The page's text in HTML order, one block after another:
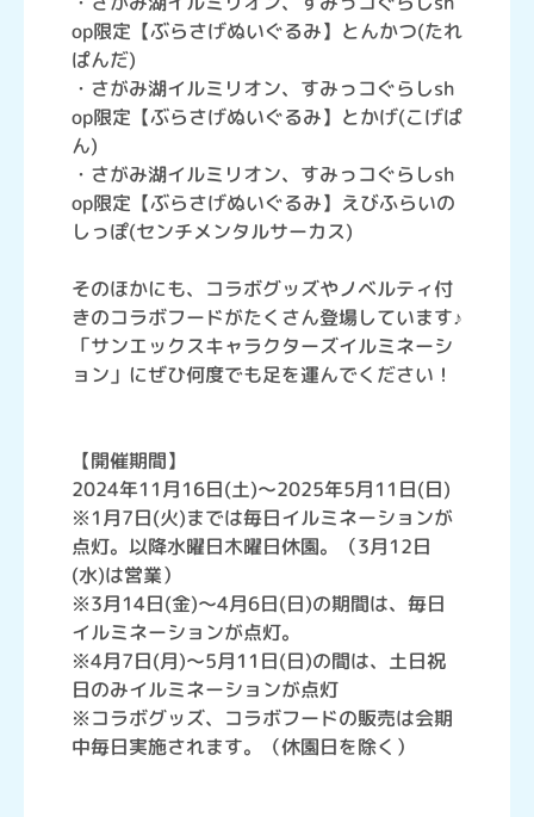
op限定【ぶらさげぬいぐるみ】とんかつ(たれ
ぱんだ)
・さがみ湖イルミリオン、すみっコぐらしsh
op限定【ぶらさげぬいぐるみ】とかげ(こげぱ
ん)
・さがみ湖イルミリオン、すみっコぐらしsh
op限定【ぶらさげぬいぐるみ】えびふらいの
しっぽ(センチメンタルサーカス)
そのほかにも、コラボグッズやノベルティ付
きのコラボフードがたくさん登場しています♪
「サンエックスキャラクターズイルミネーシ
ョン」にぜひ何度でも足を運んでください！
【開催期間】
2024年11月16日(土)～2025年5月11日(日)
※1月7日(火)までは毎日イルミネーションが
点灯。以降水曜日木曜日休園。（3月12日
(水)は営業）
※3月14日(金)～4月6日(日)の期間は、毎日
イルミネーションが点灯。
※4月7日(月)～5月11日(日)の間は、土日祝
日のみイルミネーションが点灯
※コラボグッズ、コラボフードの販売は会期
中毎日実施されます。（休園日を除く）